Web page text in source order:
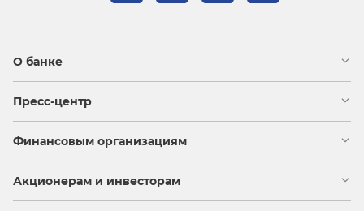
О банке
Пресс-центр
Финансовым организациям
Акционерам и инвесторам